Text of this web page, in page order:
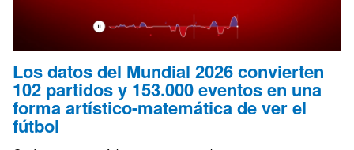
Los datos del Mundial 2026 convierten
102 partidos y 153.000 eventos en una
forma artístico-matemática de ver el
fútbol